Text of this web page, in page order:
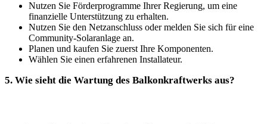
Nutzen Sie Förderprogramme Ihrer Regierung, um eine
finanzielle Unterstützung zu erhalten.
Nutzen Sie den Netzanschluss oder melden Sie sich für eine
Community-Solaranlage an.
Planen und kaufen Sie zuerst Ihre Komponenten.
Wählen Sie einen erfahrenen Installateur.
5. Wie sieht die Wartung des Balkonkraftwerks aus?